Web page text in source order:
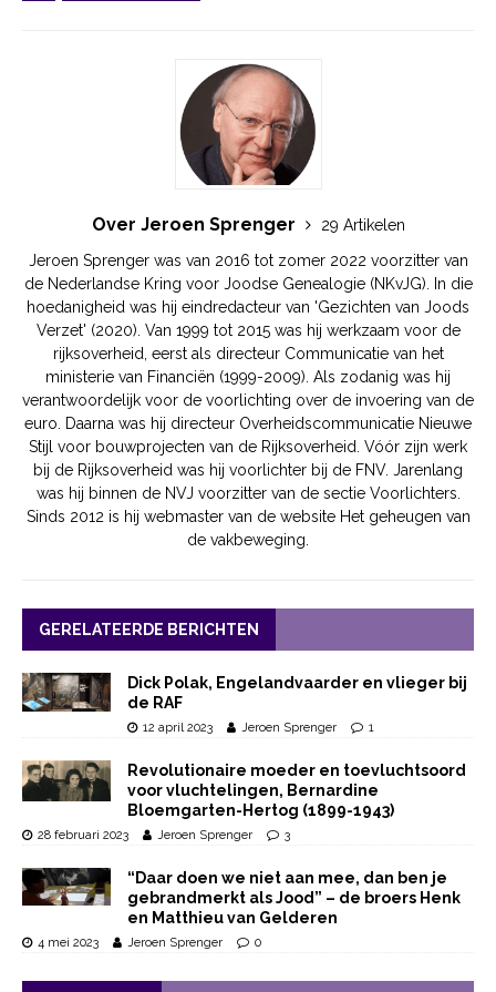
Over Jeroen Sprenger
29 Artikelen
Jeroen Sprenger was van 2016 tot zomer 2022 voorzitter van
de Nederlandse Kring voor Joodse Genealogie (NKvJG). In die
hoedanigheid was hij eindredacteur van 'Gezichten van Joods
Verzet' (2020). Van 1999 tot 2015 was hij werkzaam voor de
rijksoverheid, eerst als directeur Communicatie van het
ministerie van Financiën (1999-2009). Als zodanig was hij
verantwoordelijk voor de voorlichting over de invoering van de
euro. Daarna was hij directeur Overheidscommunicatie Nieuwe
Stijl voor bouwprojecten van de Rijksoverheid. Vóór zijn werk
bij de Rijksoverheid was hij voorlichter bij de FNV. Jarenlang
was hij binnen de NVJ voorzitter van de sectie Voorlichters.
Sinds 2012 is hij webmaster van de website Het geheugen van
de vakbeweging.
GERELATEERDE BERICHTEN
Dick Polak, Engelandvaarder en vlieger bij
de RAF
12 april 2023 Jeroen Sprenger 1
Revolutionaire moeder en toevluchtsoord
voor vluchtelingen, Bernardine
Bloemgarten-Hertog (1899-1943)
28 februari 2023 Jeroen Sprenger 3
“Daar doen we niet aan mee, dan ben je
gebrandmerkt als Jood” – de broers Henk
en Matthieu van Gelderen
4 mei 2023 Jeroen Sprenger 0